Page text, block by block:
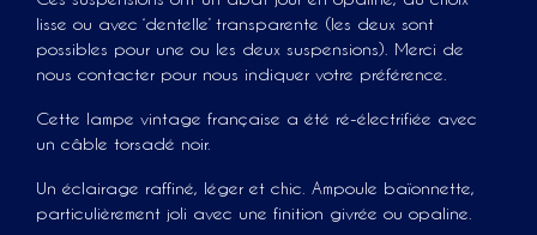
lisse ou avec ‘dentelle’ transparente (les deux sont
possibles pour une ou les deux suspensions). Merci de
nous contacter pour nous indiquer votre préférence.
Cette lampe vintage française a été ré-électrifiée avec
un câble torsadé noir.
Un éclairage raffiné, léger et chic. Ampoule baïonnette,
particulièrement joli avec une finition givrée ou opaline.